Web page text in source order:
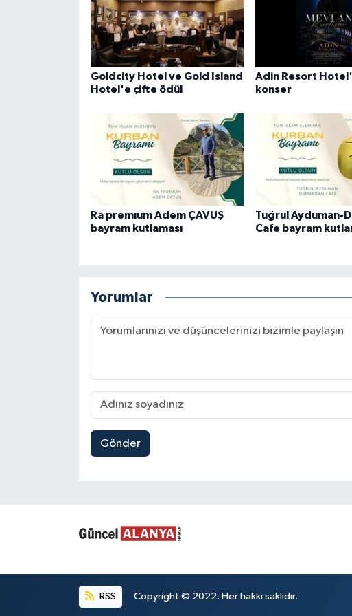
Goldcity Hotel ve Gold Island
Hotel'e çifte ödül
Adin Resort
konser
Ra premıum Adem ÇAVUŞ
bayram kutlaması
Tuğrul Ayduman-
Cafe bayram
Yorumlar
Gönder
RSS Copyright © 2022. Her hakkı saklıdır.